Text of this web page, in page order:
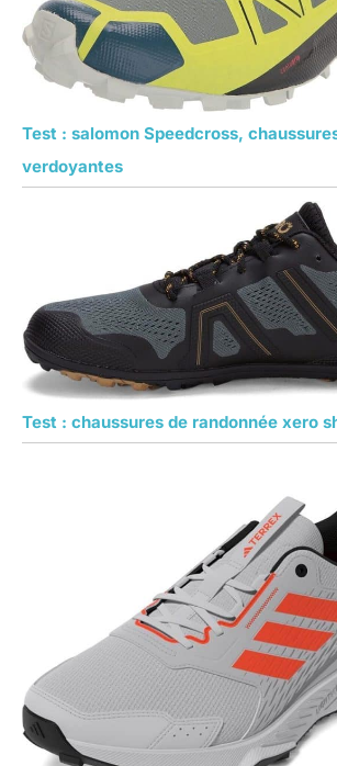
Test : salomon Speedcross,
verdoyantes
Test : chaussures de randonnée xero